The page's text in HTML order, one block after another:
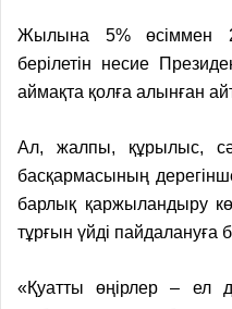
Жылына 5% өсіммен
берілетін несие
аймақта қолға алынған
Ал, жалпы, құрылыс,
басқармасының
барлық қаржылан­дыру
тұрғын үйді пайдалануға
«Қуатты өңірлер – ел